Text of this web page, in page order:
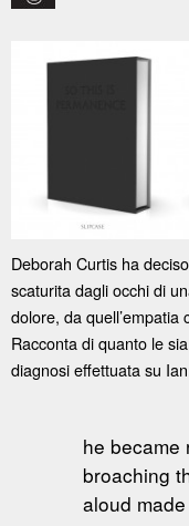
Deborah Curtis ha
scaturita dagli occhi di
dolore, da
Racconta di quanto le
diagnosi effettuata su
he became
broaching
aloud